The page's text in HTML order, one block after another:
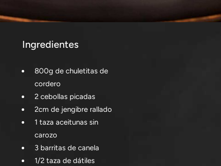
Ingredientes
800g de chuletitas de
cordero
2 cebollas picadas
2cm de jengibre rallado
1 taza aceitunas sin
carozo
3 barritas de canela
1/2 taza de dátiles